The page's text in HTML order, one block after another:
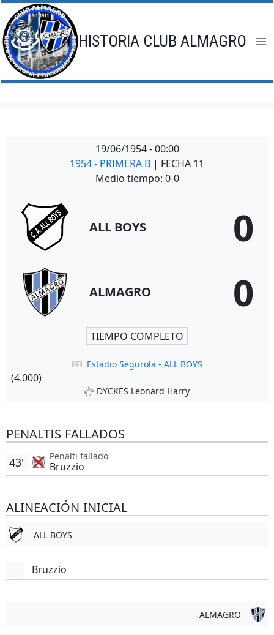
Saltar
al
contenido
HISTORIA CLUB ALMAGRO
19/06/1954 - 00:00
1954 - PRIMERA B | FECHA 11
Medio tiempo: 0-0
ALL BOYS 0
ALMAGRO 0
TIEMPO COMPLETO
Estadio Segurola - ALL BOYS
(4.000)
DYCKES Leonard Harry
PENALTIS FALLADOS
Penalti fallado
Bruzzio
43'
ALINEACIÓN INICIAL
ALL BOYS
Bruzzio
ALMAGRO